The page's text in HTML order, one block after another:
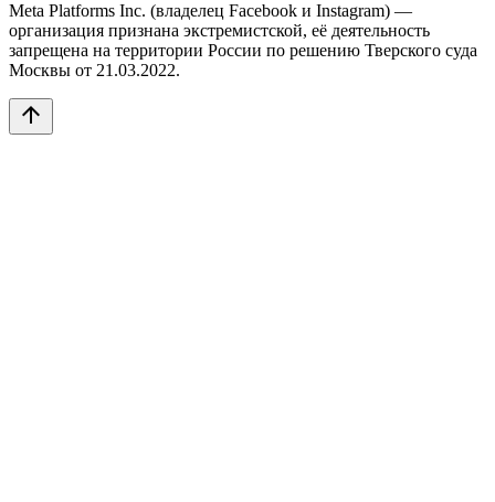
Meta Platforms Inc. (владелец Facebook и Instagram) —
организация признана экстремистской, её деятельность
запрещена на территории России по решению Тверского суда
Москвы от 21.03.2022.
arrow_upward